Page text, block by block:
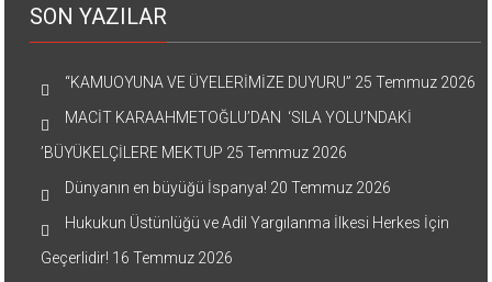
SON YAZILAR
“KAMUOYUNA VE ÜYELERİMİZE DUYURU” 25 Temmuz 2026
MACİT KARAAHMETOĞLU’DAN ‘SILA YOLU’NDAKİ
’BÜYÜKELÇİLERE MEKTUP 25 Temmuz 2026
Dünyanın en büyüğü İspanya! 20 Temmuz 2026
Hukukun Üstünlüğü ve Adil Yargılanma İlkesi Herkes İçin
Geçerlidir! 16 Temmuz 2026